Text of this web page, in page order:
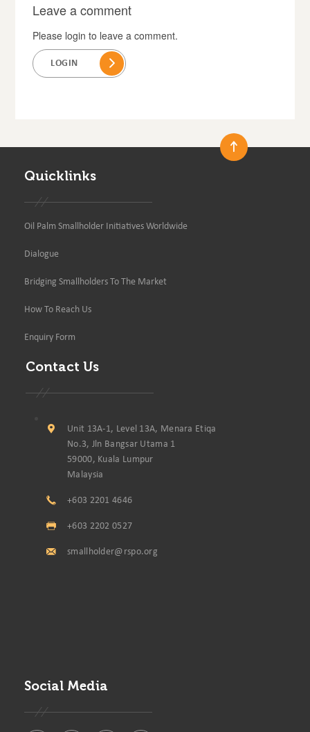
Leave a comment
Please login to leave a comment.
LOGIN
Quicklinks
Oil Palm Smallholder Initiatives Worldwide
Dialogue
Bridging Smallholders To The Market
How To Reach Us
Enquiry Form
Contact Us
Unit 13A-1, Level 13A, Menara Etiqa
No.3, Jln Bangsar Utama 1
59000, Kuala Lumpur
Malaysia
+603 2201 4646
+603 2202 0527
smallholder@rspo.org
Social Media